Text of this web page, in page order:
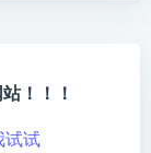
！！！
试试